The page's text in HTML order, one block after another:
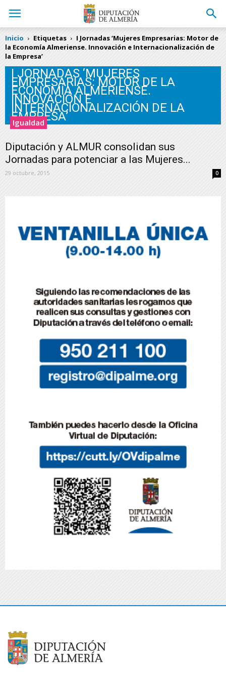
Inicio Etiquetas
I Jornadas ‘Mujeres Empresarias: Motor de
la Economía Almeriense. Innovación e Internacionalización de
la Empresa’
I JORNADAS ‘MUJERES
EMPRESARIAS: MOTOR DE LA
ECONOMÍA ALMERIENSE.
INNOVACIÓN E
INTERNACIONALIZACIÓN DE LA
EMPRESA’
Igualdad
Diputación y ALMUR consolidan sus
Jornadas para potenciar a las Mujeres...
29 octubre, 2015 0